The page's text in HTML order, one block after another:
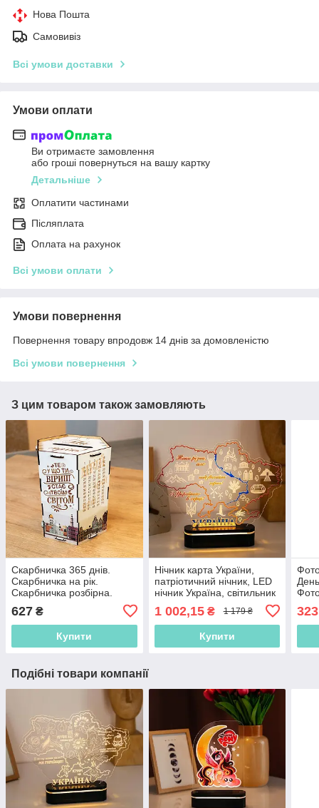
Нова Пошта
Самовивіз
Всі умови доставки
Умови оплати
Ви отримаєте замовлення
або гроші повернуться на вашу картку
Детальніше
Оплатити частинами
Післяплата
Оплата на рахунок
Всі умови оплати
Умови повернення
Повернення товару впродовж 14 днів за домовленістю
Всі умови повернення
З цим товаром також замовляють
Скарбничка 365 днів.
Скарбничка на рік.
Скарбничка розбірна.
Копілка. Копилка
627 ₴
Купити
Нічник карта України,
патріотичний нічник, LED
нічник Україна, світильник
Україна з підсвічуванням
1 002,15₴ 1 179 ₴
Купити
323
Подібні товари компанії